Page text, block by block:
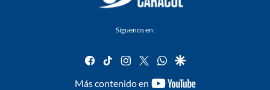
Síguenos en:
facebook
tiktok instagram
twitterwhatsapp
google
Más contenido en
youtube-